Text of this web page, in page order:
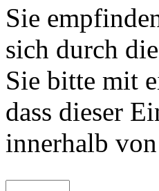
Sie
sich durch
Sie bitte mit
dass dieser
innerhalb